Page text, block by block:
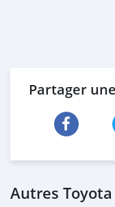
Partager
Autres